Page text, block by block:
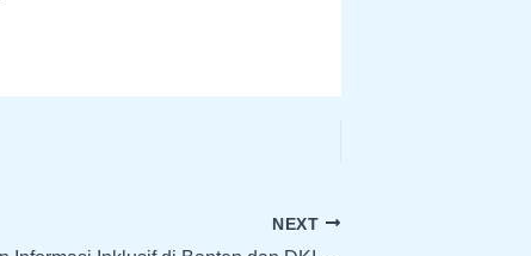
NEXT